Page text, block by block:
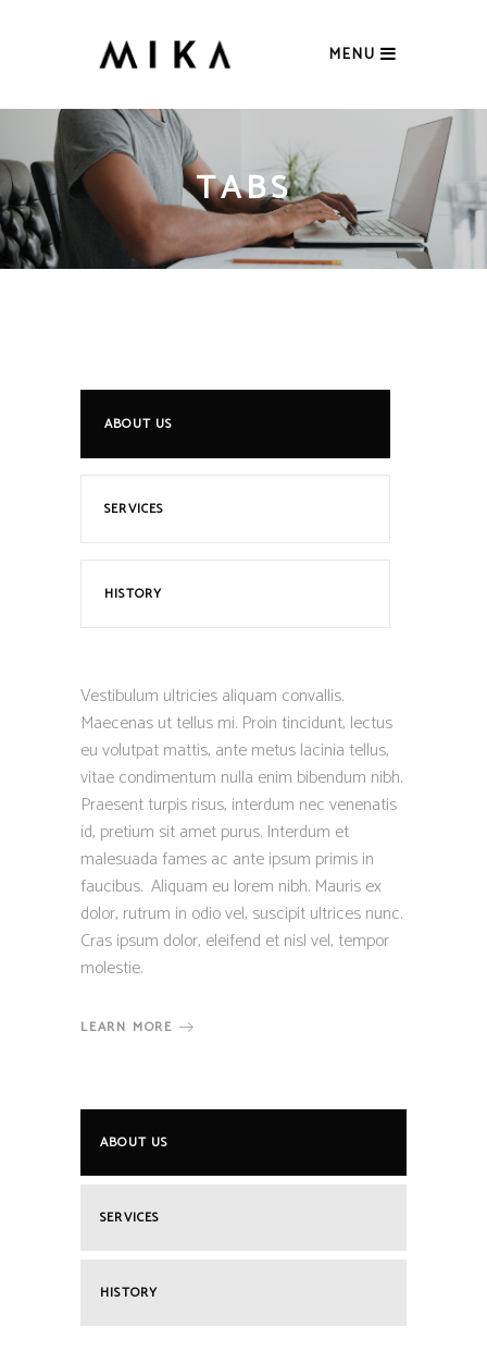
MENU
TABS
ABOUT US
SERVICES
HISTORY
Vestibulum ultricies aliquam convallis.
Maecenas ut tellus mi. Proin tincidunt, lectus
eu volutpat mattis, ante metus lacinia tellus,
vitae condimentum nulla enim bibendum nibh.
Praesent turpis risus, interdum nec venenatis
id, pretium sit amet purus. Interdum et
malesuada fames ac ante ipsum primis in
faucibus. Aliquam eu lorem nibh. Mauris ex
dolor, rutrum in odio vel, suscipit ultrices nunc.
Cras ipsum dolor, eleifend et nisl vel, tempor
molestie.
LEARN MORE
ABOUT US
SERVICES
HISTORY